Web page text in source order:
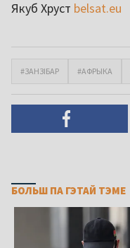
Якуб Хруст belsat.eu
#ЗАНЗІБАР #АФРЫКА
БОЛЬШ ПА ГЭТАЙ ТЭМЕ